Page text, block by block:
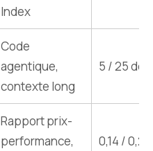
Index
Code
agentique,
contexte long
5 / 25
Rapport prix-
performance,
0,14 /